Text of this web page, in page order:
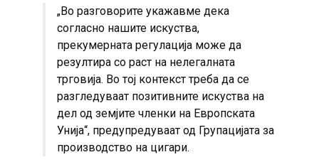
„Во разговорите укажавме дека
согласно нашите искуства,
прекумерната регулација може да
резултира со раст на нелегалната
трговија. Во тој контекст треба да се
разгледуваат позитивните искуства на
дел од земјите членки на Европската
Унија“, предупредуваат од Групацијата за
производство на цигари.